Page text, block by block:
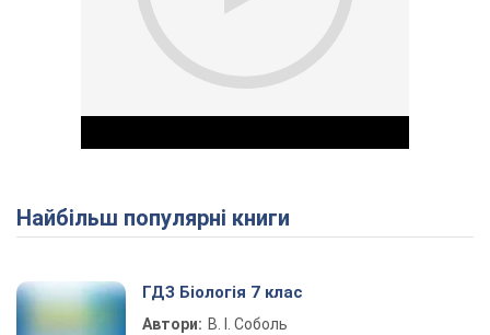
Play Video
Найбільш популярні книги
ГДЗ Біологія 7 клас
Автори: В. І. Соболь